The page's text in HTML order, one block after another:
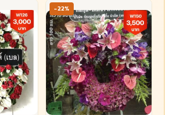
-22%